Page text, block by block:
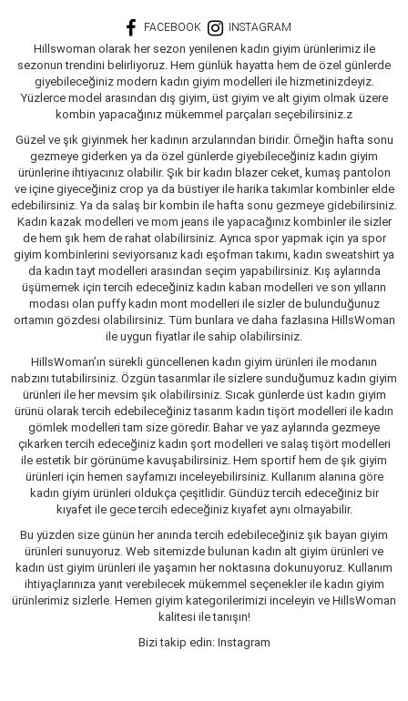
FACEBOOK INSTAGRAM
Hillswoman olarak her sezon yenilenen kadın giyim ürünlerimiz ile
sezonun trendini belirliyoruz. Hem günlük hayatta hem de özel günlerde
giyebileceğiniz modern kadın giyim modelleri ile hizmetinizdeyiz.
Yüzlerce model arasından dış giyim, üst giyim ve alt giyim olmak üzere
kombin yapacağınız mükemmel parçaları seçebilirsiniz.z
Güzel ve şık giyinmek her kadının arzularından biridir. Örneğin hafta sonu
gezmeye giderken ya da özel günlerde giyebileceğiniz kadın giyim
ürünlerine ihtiyacınız olabilir. Şık bir kadın blazer ceket, kumaş pantolon
ve içine giyeceğiniz crop ya da büstiyer ile harika takımlar kombinler elde
edebilirsiniz. Ya da salaş bir kombin ile hafta sonu gezmeye gidebilirsiniz.
Kadın kazak modelleri ve mom jeans ile yapacağınız kombinler ile sizler
de hem şık hem de rahat olabilirsiniz. Ayrıca spor yapmak için ya spor
giyim kombinlerini seviyorsanız kadı eşofman takımı, kadın sweatshirt ya
da kadın tayt modelleri arasından seçim yapabilirsiniz. Kış aylarında
üşümemek için tercih edeceğiniz kadın kaban modelleri ve son yılların
modası olan puffy kadın mont modelleri ile sizler de bulunduğunuz
ortamın gözdesi olabilirsiniz. Tüm bunlara ve daha fazlasına HillsWoman
ile uygun fiyatlar ile sahip olabilirsiniz.
HillsWoman’ın sürekli güncellenen kadın giyim ürünleri ile modanın
nabzını tutabilirsiniz. Özgün tasarımlar ile sizlere sunduğumuz kadın giyim
ürünleri ile her mevsim şık olabilirsiniz. Sıcak günlerde üst kadın giyim
ürünü olarak tercih edebileceğiniz tasarım kadın tişört modelleri ile kadın
gömlek modelleri tam size göredir. Bahar ve yaz aylarında gezmeye
çıkarken tercih edeceğiniz kadın şort modelleri ve salaş tişört modelleri
ile estetik bir görünüme kavuşabilirsiniz. Hem sportif hem de şık giyim
ürünleri için hemen sayfamızı inceleyebilirsiniz. Kullanım alanına göre
kadın giyim ürünleri oldukça çeşitlidir. Gündüz tercih edeceğiniz bir
kıyafet ile gece tercih edeceğiniz kıyafet aynı olmayabilir.
Bu yüzden size günün her anında tercih edebileceğiniz şık bayan giyim
ürünleri sunuyoruz. Web sitemizde bulunan kadın alt giyim ürünleri ve
kadın üst giyim ürünleri ile yaşamın her noktasına dokunuyoruz. Kullanım
ihtiyaçlarınıza yanıt verebilecek mükemmel seçenekler ile kadın giyim
ürünlerimiz sizlerle. Hemen giyim kategorilerimizi inceleyin ve HillsWoman
kalitesi ile tanışın!
Bizi takip edin: Instagram